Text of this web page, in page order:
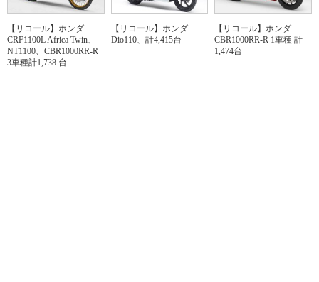
【リコール】ホンダ
CRF1100L Africa Twin、
NT1100、CBR1000RR-R
3車種計1,738 台
【リコール】ホンダ
Dio110、計4,415台
【リコール】ホンダ
CBR1000RR-R 1車種 計
1,474台